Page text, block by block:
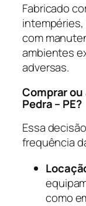
Fabricado
com
ambientes
adversas.
Comprar ou
Pedra – PE?
Essa
frequência
como